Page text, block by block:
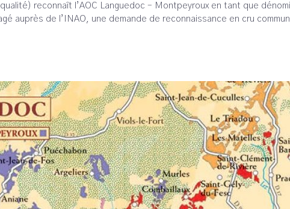
reconnaît l’AOC Languedoc – Montpeyroux en tant que
auprès de l’INAO, une demande de reconnaissance en cru